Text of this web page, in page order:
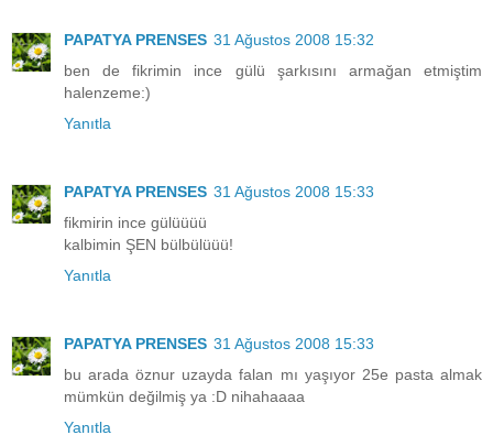
PAPATYA PRENSES 31 Ağustos 2008 15:32
ben de fikrimin ince gülü şarkısını armağan etmiştim
halenzeme:)
Yanıtla
PAPATYA PRENSES 31 Ağustos 2008 15:33
fikmirin ince gülüüüü
kalbimin ŞEN bülbülüüü!
Yanıtla
PAPATYA PRENSES 31 Ağustos 2008 15:33
bu arada öznur uzayda falan mı yaşıyor 25e pasta almak
mümkün değilmiş ya :D nihahaaaa
Yanıtla